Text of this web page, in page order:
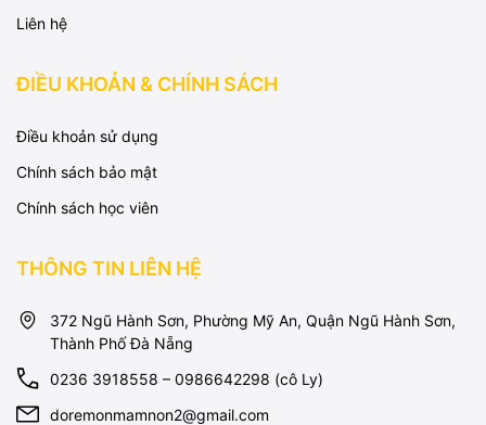
Liên hệ
ĐIỀU KHOẢN & CHÍNH SÁCH
Điều khoản sử dụng
Chính sách bảo mật
Chính sách học viên
THÔNG TIN LIÊN HỆ
372 Ngũ Hành Sơn, Phường Mỹ An, Quận Ngũ Hành Sơn,
Thành Phố Đà Nẵng
0236 3918558 – 0986642298 (cô Ly)
doremonmamnon2@gmail.com